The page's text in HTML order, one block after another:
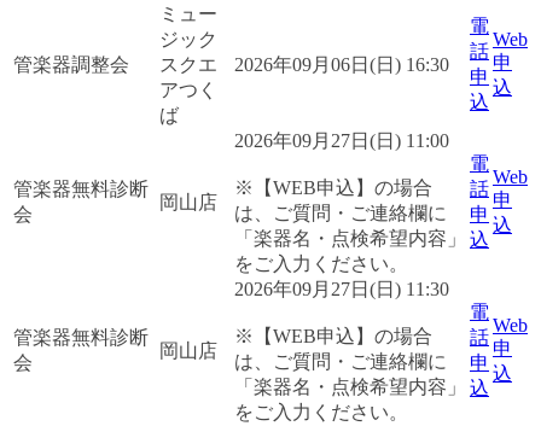
管楽器調整会
ミュー
ジック
スクエ
アつく
ば
2026年09月06日(日) 16:30
電
話
申
込
Web
申
込
管楽器無料診断
会
岡山店
2026年09月27日(日) 11:00
※【WEB申込】の場合
は、ご質問・ご連絡欄に
「楽器名・点検希望内容」
をご入力ください。
電
話
申
込
Web
申
込
管楽器無料診断
会
岡山店
2026年09月27日(日) 11:30
※【WEB申込】の場合
は、ご質問・ご連絡欄に
「楽器名・点検希望内容」
をご入力ください。
電
話
申
込
Web
申
込